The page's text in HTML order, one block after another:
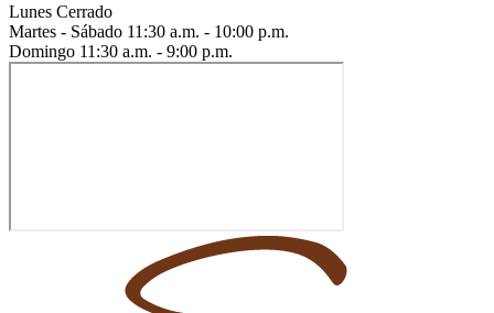
Lunes Cerrado
Martes - Sábado 11:30 a.m. - 10:00 p.m.
Domingo 11:30 a.m. - 9:00 p.m.